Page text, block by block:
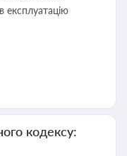
експлуатацію
кодексу: